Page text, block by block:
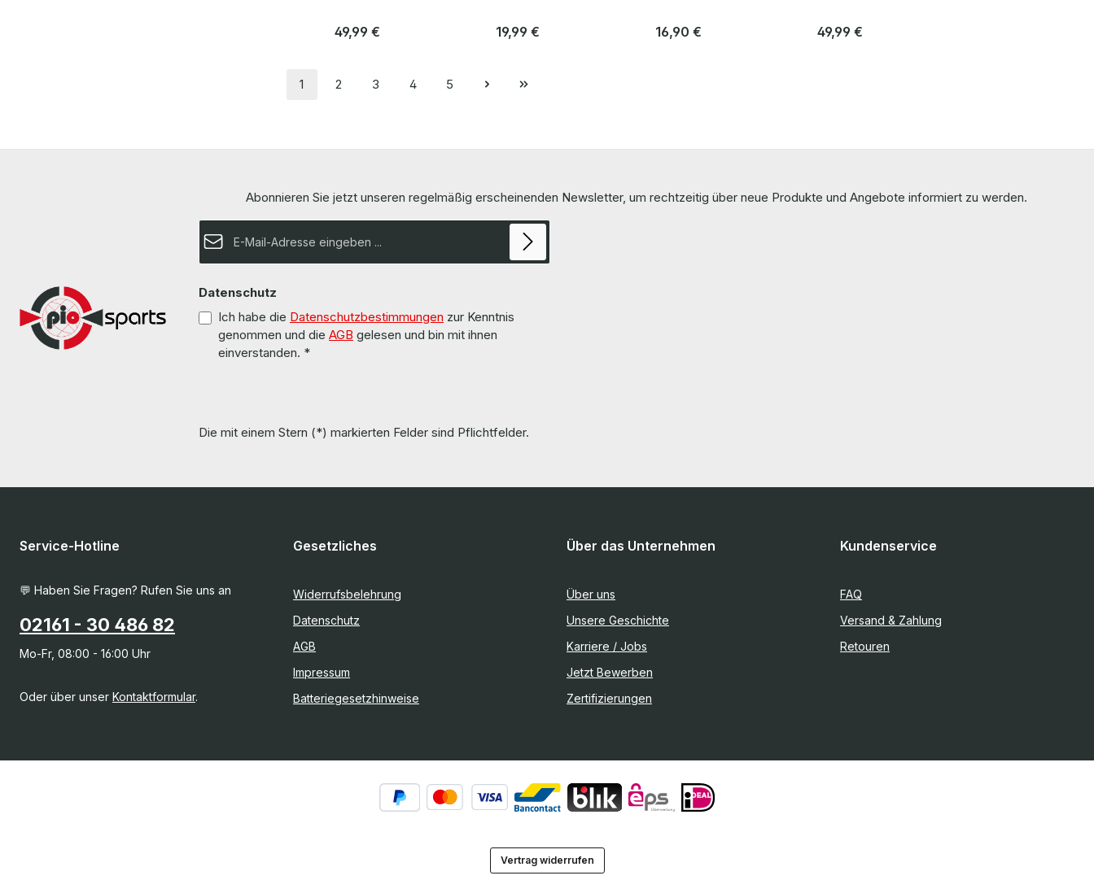
Regulärer Preis:
49,99 € Regulärer Preis:
19,99 € Regulärer Preis:
16,90 € Regulärer Preis:
49,99 €
Seite
1 Seite
2 Seite
3 Seite
4 Seite
5
Abonnieren Sie jetzt unseren regelmäßig erscheinenden Newsletter, um rechtzeitig über neue Produkte und Angebote informiert zu werden.
E-Mail-Adresse*
Datenschutz
Ich habe die Datenschutzbestimmungen zur Kenntnis
genommen und die AGB gelesen und bin mit ihnen
einverstanden. *
Die mit einem Stern (*) markierten Felder sind Pflichtfelder.
Service-Hotline
💬 Haben Sie Fragen? Rufen Sie uns an
02161 - 30 486 82
Mo-Fr, 08:00 - 16:00 Uhr
Oder über unser Kontaktformular.
Gesetzliches
Widerrufsbelehrung
Datenschutz
AGB
Impressum
Batteriegesetzhinweise
Über das Unternehmen
Über uns
Unsere Geschichte
Karriere / Jobs
Jetzt Bewerben
Zertifizierungen
Kundenservice
FAQ
Versand & Zahlung
Retouren
Vertrag widerrufen